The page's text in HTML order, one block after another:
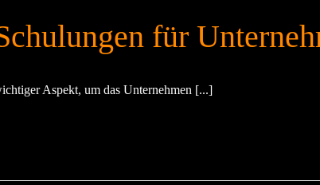
für
Aspekt, um das Unternehmen [...]